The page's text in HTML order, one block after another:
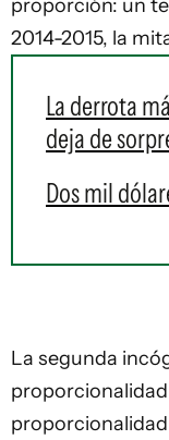
proporción: un
2014-2015, la
La derrota
deja de
Dos mil
La segunda